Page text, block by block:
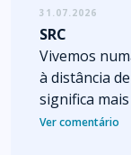
31.07.2026
SRC
Vivemos
à distância
significa
Ver comentário